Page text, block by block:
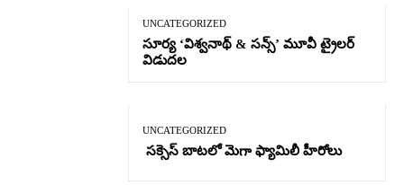
UNCATEGORIZED
సూర్య ‘విశ్వనాథ్ & సన్స్’ మూవీ ట్రైలర్
విడుదల
UNCATEGORIZED
సక్సెస్ బాటలో మెగా ఫ్యామిలీ హీరోలు